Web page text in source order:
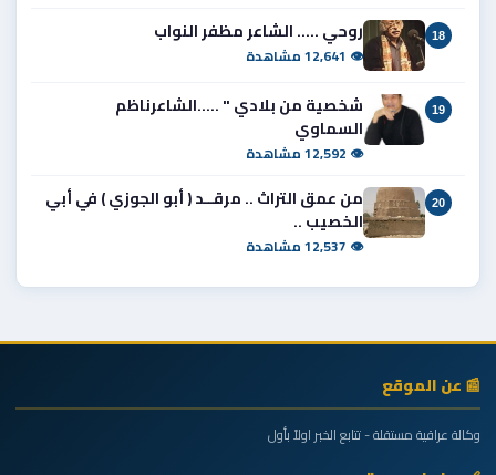
18 روحي ..... الشاعر مظفر النواب
👁 12,641 مشاهدة
19
شخصية من بلادي " .....الشاعرناظم
السماوي
👁 12,592 مشاهدة
20
من عمق التراث .. مرقــد ( أبو الجوزي ) في أبي
الخصيب ..
👁 12,537 مشاهدة
📰 عن الموقع
وكالة عراقية مستقلة - تتابع الخبر اولاً بأول